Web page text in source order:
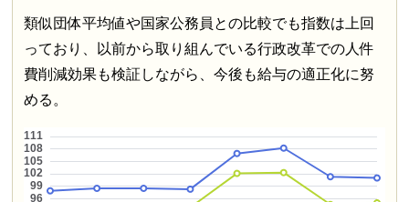
類似団体平均値や国家公務員との比較でも指数は上回
っており、以前から取り組んでいる行政改革での人件
費削減効果も検証しながら、今後も給与の適正化に努
める。